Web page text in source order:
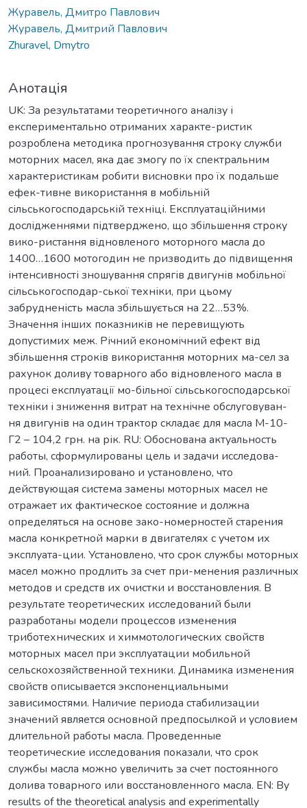
Журавель, Дмитро Павлович
Журавель, Дмитрий Павлович
Zhuravel, Dmytro
Анотація
UK: За результатами теоретичного аналізу і
експериментально отриманих характе-ристик
розроблена методика прогнозування строку служби
моторних масел, яка дає змогу по їх спектральним
характеристикам робити висновки про їх подальше
ефек-тивне використання в мобільній
сільськогосподарській техніці. Експлуатаційними
дослідженнями підтверджено, що збільшення строку
вико-ристання відновленого моторного масла до
1400…1600 мотогодин не призводить до підвищення
інтенсивності зношування спрягів двигунів мобільної
сільськогосподар-ської техніки, при цьому
забрудненість масла збільшується на 22…53%.
Значення інших показників не перевищують
допустимих меж. Річний економічний ефект від
збільшення строків використання моторних ма-сел за
рахунок доливу товарного або відновленого масла в
процесі експлуатації мо-більної сільськогосподарської
техніки і зниження витрат на технічне обслуговуван-
ня двигунів на один трактор складає для масла М-10-
Г2 – 104,2 грн. на рік. RU: Обоснована актуальность
работы, сформулированы цель и задачи исследова-
ний. Проанализировано и установлено, что
действующая система замены моторных масел не
отражает их фактическое состояние и должна
определяться на основе зако-номерностей старения
масла конкретной марки в двигателях с учетом их
эксплуата-ции. Установлено, что срок службы моторных
масел можно продлить за счет при-менения различных
методов и средств их очистки и восстановления. В
результате теоретических исследований были
разработаны модели процессов изменения
триботехнических и химмотологических свойств
моторных масел при эксплуатации мобильной
сельскохозяйственной техники. Динамика изменения
свойств описывается экспоненциальными
зависимостями. Наличие периода стабилизации
значений является основной предпосылкой и условием
длительной работы масла. Проведенные
теоретические исследования показали, что срок
службы масла можно увеличить за счет постоянного
долива товарного или восстановленного масла. EN: By
results of the theoretical analysis and experimentally